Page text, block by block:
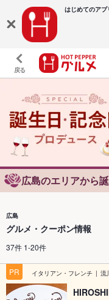
はじめてのア
戻る
広島のエリアから
広島
グルメ・クーポン情報
37件 1-20件
PR イタリアン・フレンチ 流